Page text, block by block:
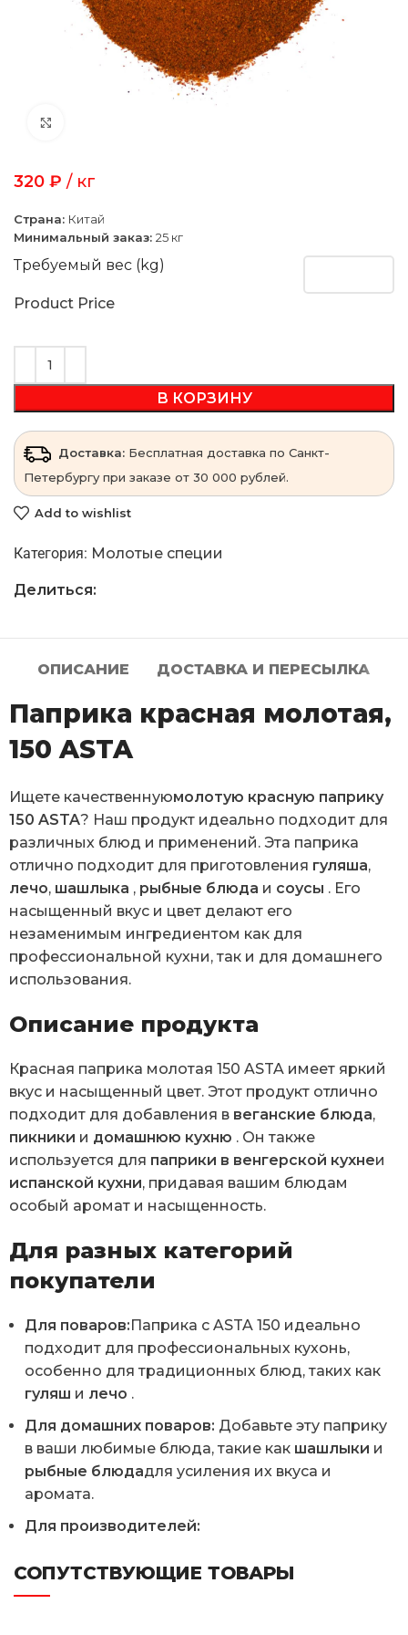
320 ₽ / кг
Страна: Китай
Минимальный заказ: 25 кг
Требуемый вес (kg)
Product Price
В КОРЗИНУ
Доставка: Бесплатная доставка по Санкт-
Петербургу при заказе от 30 000 рублей.
Add to wishlist
Категория: Молотые специи
Делиться:
ОПИСАНИЕ ДОСТАВКА И ПЕРЕСЫЛКА
Паприка красная молотая,
150 ASTA
Ищете качественнуюмолотую красную паприку
150 ASTA? Наш продукт идеально подходит для
различных блюд и применений. Эта паприка
отлично подходит для приготовления гуляша,
лечо, шашлыка , рыбные блюда и соусы . Его
насыщенный вкус и цвет делают его
незаменимым ингредиентом как для
профессиональной кухни, так и для домашнего
использования.
Описание продукта
Красная паприка молотая 150 ASTA имеет яркий
вкус и насыщенный цвет. Этот продукт отлично
подходит для добавления в веганские блюда,
пикники и домашнюю кухню . Он также
используется для паприки в венгерской кухнеи
испанской кухни, придавая вашим блюдам
особый аромат и насыщенность.
Для разных категорий
покупатели
Для поваров:Паприка с ASTA 150 идеально
подходит для профессиональных кухонь,
особенно для традиционных блюд, таких как
гуляш и лечо .
Для домашних поваров: Добавьте эту паприку
в ваши любимые блюда, такие как шашлыки и
рыбные блюдадля усиления их вкуса и
аромата.
Для производителей:
СОПУТСТВУЮЩИЕ ТОВАРЫ